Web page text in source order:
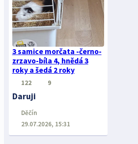
3 samice morčata -černo-
zrzavo-bíla 4, hnědá 3
roky a šedá 2 roky
122 9
Daruji
Děčín
29.07.2026, 15:31